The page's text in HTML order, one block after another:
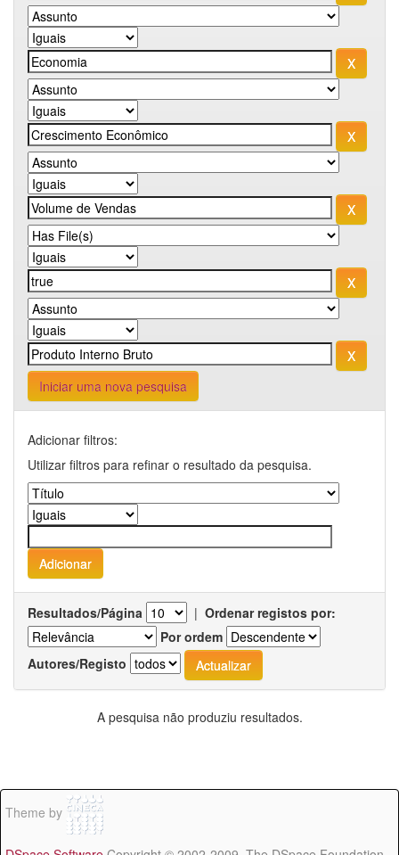
Iniciar uma nova pesquisa
Adicionar filtros:
Utilizar filtros para refinar o resultado da pesquisa.
Resultados/Página | Ordenar registos por:
Por ordem
Autores/Registo
A pesquisa não produziu resultados.
Theme by